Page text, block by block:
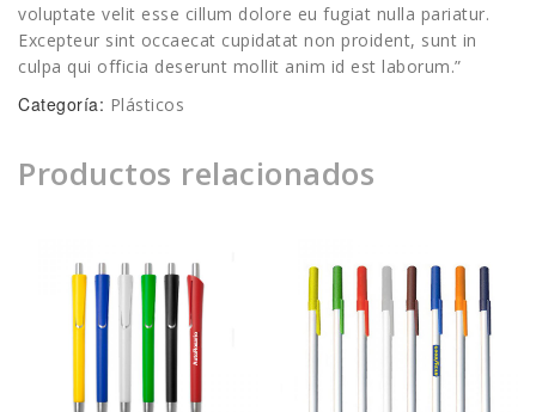
voluptate velit esse cillum dolore eu fugiat nulla pariatur.
Excepteur sint occaecat cupidatat non proident, sunt in
culpa qui officia deserunt mollit anim id est laborum.”
Categoría: Plásticos
Productos relacionados